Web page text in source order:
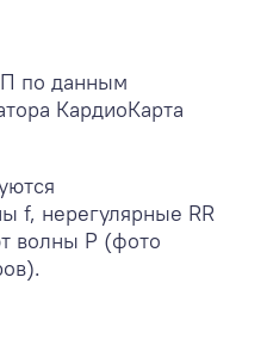
по данным
КардиоКарта
f, нерегулярные RR
волны Р (фото